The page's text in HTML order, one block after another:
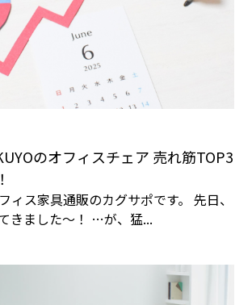
のオフィスチェア 売れ筋TOP3
ィス家具通販のカグサポです。 先日、
きました〜！ …が、猛...